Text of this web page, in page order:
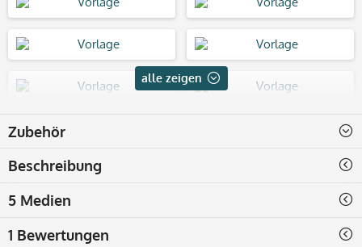
alle zeigen
Zubehör
Beschreibung
5 Medien
1 Bewertungen